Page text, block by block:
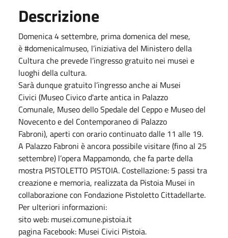
Descrizione
Domenica 4 settembre, prima domenica del mese,
è #domenicalmuseo, l’iniziativa del Ministero della
Cultura che prevede l’ingresso gratuito nei musei e
luoghi della cultura.
Sarà dunque gratuito l’ingresso anche ai Musei
Civici (Museo Civico d'arte antica in Palazzo
Comunale, Museo dello Spedale del Ceppo e Museo del
Novecento e del Contemporaneo di Palazzo
Fabroni), aperti con orario continuato dalle 11 alle 19.
A Palazzo Fabroni è ancora possibile visitare (fino al 25
settembre) l’opera Mappamondo, che fa parte della
mostra PISTOLETTO PISTOIA. Costellazione: 5 passi tra
creazione e memoria, realizzata da Pistoia Musei in
collaborazione con Fondazione Pistoletto Cittadellarte.
Per ulteriori informazioni:
sito web: musei.comune.pistoia.it
pagina Facebook: Musei Civici Pistoia.